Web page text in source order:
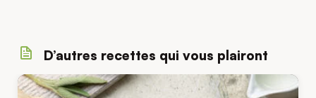
D’autres recettes qui vous plairont